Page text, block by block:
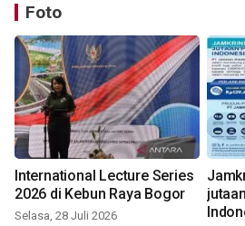
Foto
International Lecture Series
2026 di Kebun Raya Bogor
Selasa, 28 Juli 2026